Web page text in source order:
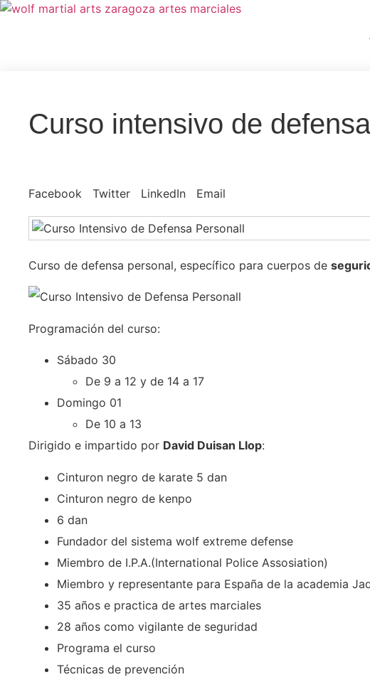
Curso intensivo de
Facebook Twitter LinkedIn Email
Curso de defensa personal, específico para cuerpos de
Programación del curso:
Sábado 30
De 9 a 12 y de 14 a 17
Domingo 01
De 10 a 13
Dirigido e impartido por David Duisan Llop:
Cinturon negro de karate 5 dan
Cinturon negro de kenpo
6 dan
Fundador del sistema wolf extreme defense
Miembro de I.P.A.(International Police Assosiation)
Miembro y representante para España de la academia
35 años e practica de artes marciales
28 años como vigilante de seguridad
Programa el curso
Técnicas de prevención